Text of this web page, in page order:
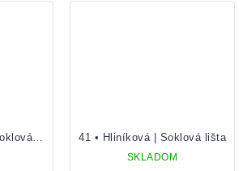
40 • Biela matná | Soklová lišta 41 • Hliníková | Soklová lišta
SKLADOM